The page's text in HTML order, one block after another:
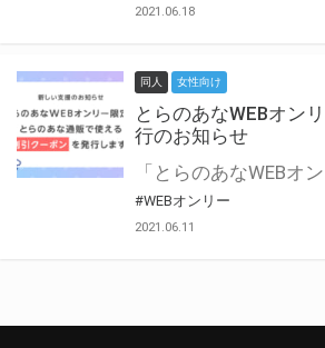
2021.06.18
同人 女性向け
とらのあなWEBオン
行のお知らせ
#WEBオンリー
2021.06.11